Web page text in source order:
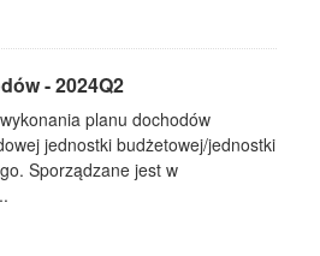
- 2024Q2
planu dochodów
jednostki budżetowej/jednostki
Sporządzane jest w